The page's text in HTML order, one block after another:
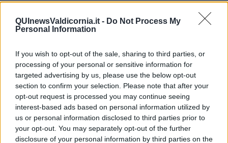
QUInewsValdicornia.it - Do Not Process My
Personal Information
If you wish to opt-out of the sale, sharing to third parties, or
processing of your personal or sensitive information for
targeted advertising by us, please use the below opt-out
section to confirm your selection. Please note that after your
opt-out request is processed you may continue seeing
interest-based ads based on personal information utilized by
us or personal information disclosed to third parties prior to
your opt-out. You may separately opt-out of the further
disclosure of your personal information by third parties on the
PIOMBINO —Un cinquantenne del posto è stato denunciato a
piede libero dai carabinieri della Stazione di Piombino
Portovecchio per il reato di possesso ingiustificato di oggetti atti ad
offendere.
Come spiegano i carabinieri in una nota, i militari hanno notato
l’uomo aggirarsi con fare sospetto a bordo della sua auto in località
Asca e, date le circostanze di tempo e luogo, lo hanno sottoposto a
controllo.